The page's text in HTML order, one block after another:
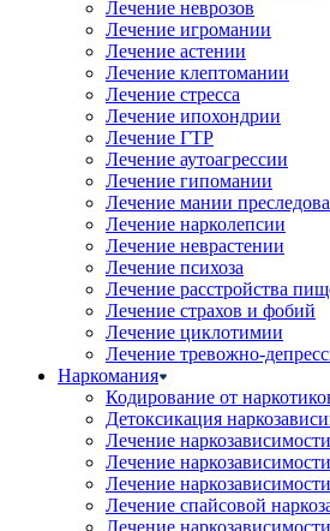
Лечение неврозов
Лечение игромании
Лечение астении
Лечение клептомании
Лечение стресса
Лечение ипохондрии
Лечение ГТР
Лечение аутоагрессии
Лечение гипомании
Лечение мании
Лечение нарколепсии
Лечение неврастении
Лечение психоза
Лечение расстройства
Лечение страхов и фобий
Лечение циклотимии
Лечение тревожно-
Наркомания
Кодирование от
Детоксикация
Лечение
Лечение
Лечение
Лечение спайсовой
Лечение